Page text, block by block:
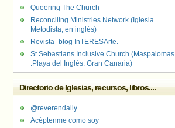
Queering The Church
Reconciling Ministries Network (Iglesia
Metodista, en inglés)
Revista- blog InTERESArte.
St Sebastians Inclusive Church (Maspalomas
.Playa del Inglés. Gran Canaria)
Directorio de Iglesias, recursos, libros....
@reverendally
Acéptenme como soy